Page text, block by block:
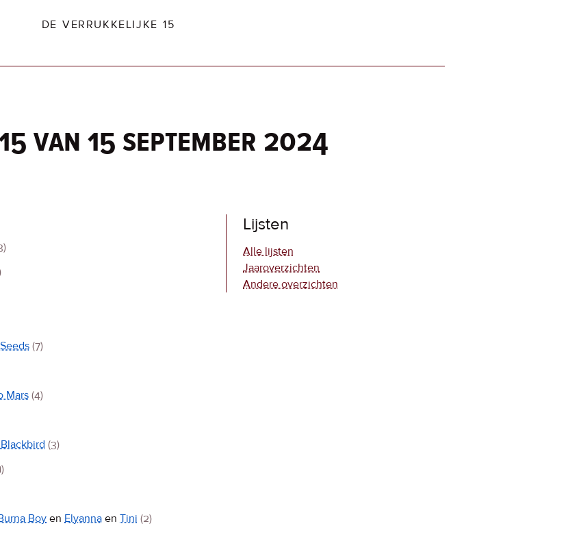
DE VERRUKKELIJKE 15
van 15 september 2024
(7)
Mars (4)
(3)
Boyen Elyanna en Tini (2)
Lijsten
Alle lijsten
Jaaroverzichten
Andere overzichten